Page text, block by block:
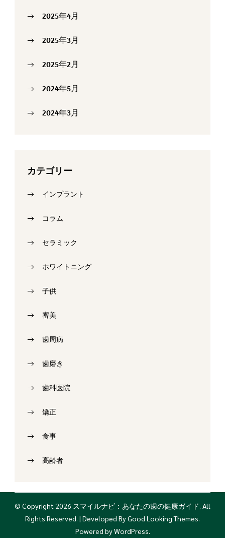
2025年4月
2025年3月
2025年2月
2024年5月
2024年3月
カテゴリー
インプラント
コラム
セラミック
ホワイトニング
子供
審美
歯周病
歯磨き
歯科医院
矯正
食事
高齢者
© Copyright 2026 スマイルナビ：あなたの歯の健康ガイド. All
Rights Reserved. | Developed ByGood Looking Themes.
Powered byWordPress.